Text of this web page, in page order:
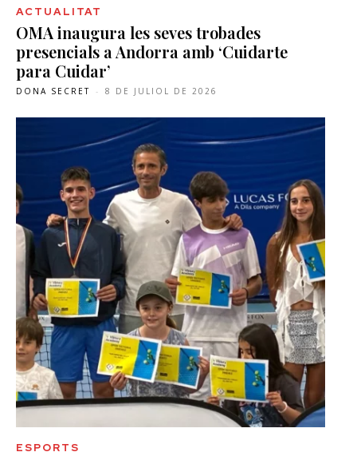
ACTUALITAT
OMA inaugura les seves trobades
presencials a Andorra amb ‘Cuidarte
para Cuidar’
DONA SECRET - 8 DE JULIOL DE 2026
ESPORTS